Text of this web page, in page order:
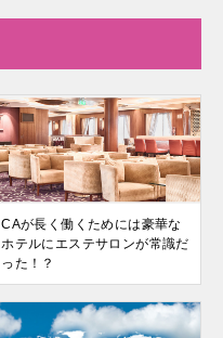
CAが長く働くためには豪華な
ホテルにエステサロンが常識だ
った！？